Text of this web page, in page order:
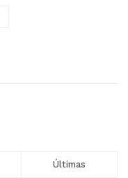
Últimas